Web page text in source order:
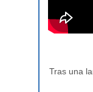
Tras una